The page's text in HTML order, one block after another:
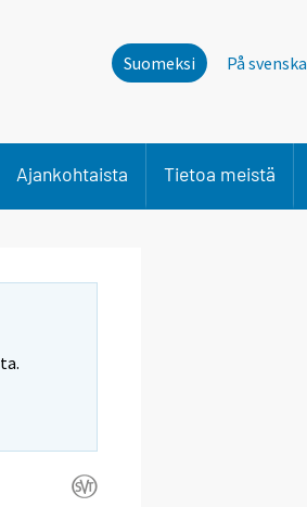
Suomeksi På svenska
Ajankohtaista Tietoa meistä